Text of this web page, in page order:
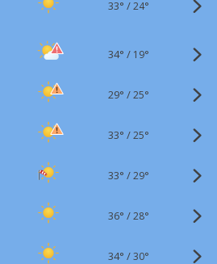
33° /24°
34° / 19°
29° /25°
33° /25°
33° /29°
36° /28°
34° /30°